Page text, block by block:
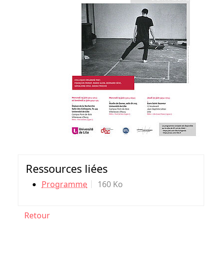
Ressources liées
Programme 160 Ko
Retour